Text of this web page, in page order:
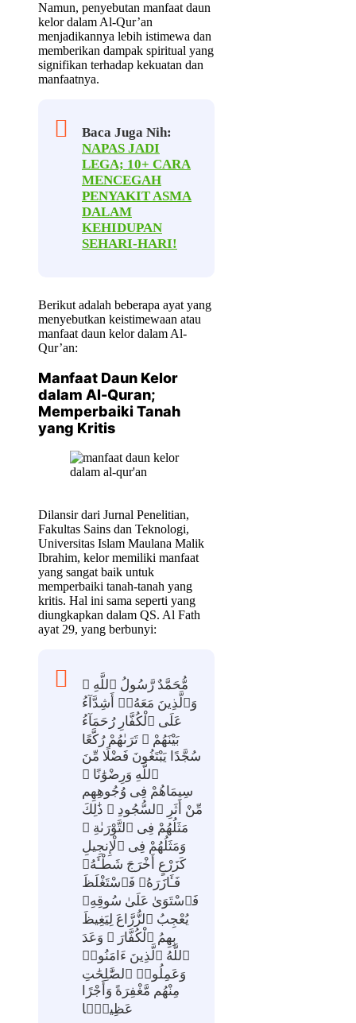
Namun, penyebutan manfaat daun
kelor dalam Al-Qur’an
menjadikannya lebih istimewa dan
memberikan dampak spiritual yang
signifikan terhadap kekuatan dan
manfaatnya.
Baca Juga Nih:
NAPAS JADI
LEGA; 10+ CARA
MENCEGAH
PENYAKIT ASMA
DALAM
KEHIDUPAN
SEHARI-HARI!
Berikut adalah beberapa ayat yang
menyebutkan keistimewaan atau
manfaat daun kelor dalam Al-
Qur’an:
Manfaat Daun Kelor
dalam Al-Quran;
Memperbaiki Tanah
yang Kritis
Dilansir dari Jurnal Penelitian,
Fakultas Sains dan Teknologi,
Universitas Islam Maulana Malik
Ibrahim, kelor memiliki manfaat
yang sangat baik untuk
memperbaiki tanah-tanah yang
kritis. Hal ini sama seperti yang
diungkapkan dalam QS. Al Fath
ayat 29, yang berbunyi:
مُّحَمَّدٌ رَّسُولُ ٱللَّهِ ۚ
وَٱلَّذِينَ مَعَهُۥٓ أَشِدَّآءُ
عَلَى ٱلْكُفَّارِ رُحَمَآءُ
بَيْنَهُمْ ۖ تَرَىٰهُمْ رُكَّعًا
سُجَّدًا يَبْتَغُونَ فَضْلًا مِّنَ
ٱللَّهِ وَرِضْوَٰنًا ۖ
سِيمَاهُمْ فِى وُجُوهِهِم
مِّنْ أَثَرِ ٱلسُّجُودِ ۚ ذَٰلِكَ
مَثَلُهُمْ فِى ٱلتَّوْرَىٰةِ ۚ
وَمَثَلُهُمْ فِى ٱلْإِنجِيلِ
كَزَرْعٍ أَخْرَجَ شَطْـَٔهُۥ
فَـَٔازَرَهُۥ فَٱسْتَغْلَظَ
فَٱسْتَوَىٰ عَلَىٰ سُوقِهِۦ
يُعْجِبُ ٱلزُّرَّاعَ لِيَغِيظَ
بِهِمُ ٱلْكُفَّارَ ۗ وَعَدَ
ٱللَّهُ ٱلَّذِينَ ءَامَنُوا۟
وَعَمِلُوا۟ ٱلصَّٰلِحَٰتِ
مِنْهُم مَّغْفِرَةً وَأَجْرًا
عَظِيمًۢا